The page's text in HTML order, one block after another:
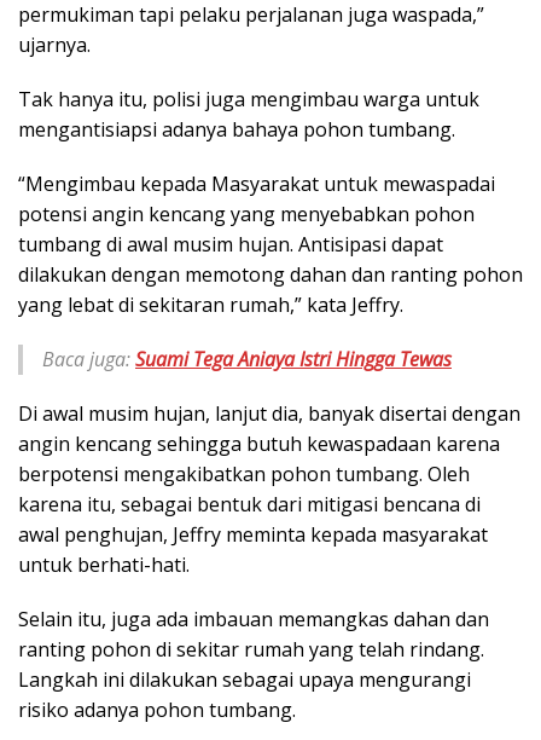
permukiman tapi pelaku perjalanan juga waspada,”
ujarnya.
Tak hanya itu, polisi juga mengimbau warga untuk
mengantisiapsi adanya bahaya pohon tumbang.
“Mengimbau kepada Masyarakat untuk mewaspadai
potensi angin kencang yang menyebabkan pohon
tumbang di awal musim hujan. Antisipasi dapat
dilakukan dengan memotong dahan dan ranting pohon
yang lebat di sekitaran rumah,” kata Jeffry.
Baca juga:Suami Tega Aniaya Istri Hingga Tewas
Di awal musim hujan, lanjut dia, banyak disertai dengan
angin kencang sehingga butuh kewaspadaan karena
berpotensi mengakibatkan pohon tumbang. Oleh
karena itu, sebagai bentuk dari mitigasi bencana di
awal penghujan, Jeffry meminta kepada masyarakat
untuk berhati-hati.
Selain itu, juga ada imbauan memangkas dahan dan
ranting pohon di sekitar rumah yang telah rindang.
Langkah ini dilakukan sebagai upaya mengurangi
risiko adanya pohon tumbang.